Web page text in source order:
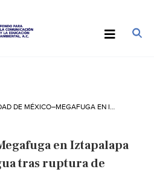
en Iztapalapa
tras ruptura de